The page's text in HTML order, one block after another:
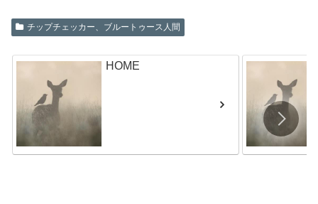
チップチェッカー、ブルートゥース人間
HOME